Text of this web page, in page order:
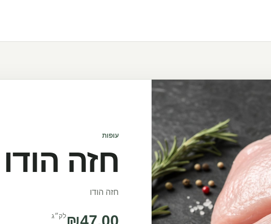
עופות
חזה הודו
חזה הודו
לק״ג